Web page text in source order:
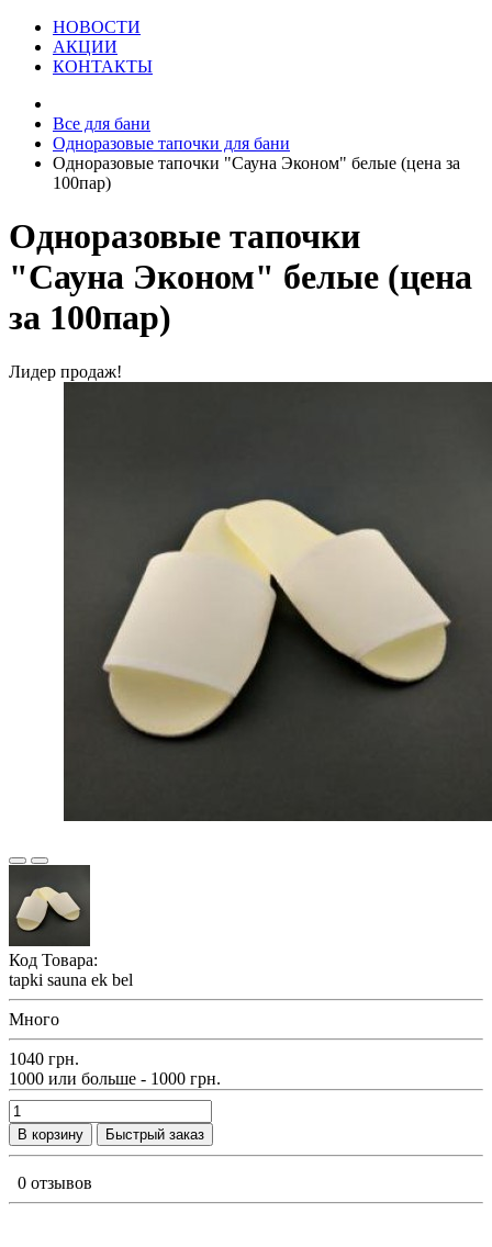
НОВОСТИ
АКЦИИ
КОНТАКТЫ
Все для бани
Одноразовые тапочки для бани
Одноразовые тапочки "Сауна Эконом" белые (цена за
100пар)
Одноразовые тапочки
"Сауна Эконом" белые (цена
за 100пар)
Лидер продаж!
Код Товара:
tapki sauna ek bel
Много
1040 грн.
1000 или больше - 1000 грн.
В корзину Быстрый заказ
0 отзывов